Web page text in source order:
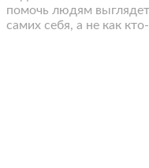
помочь людям
самих себя, а не как